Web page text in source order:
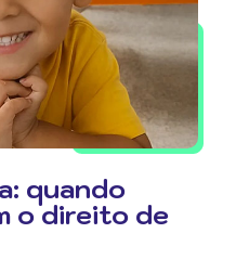
quando
o direito de